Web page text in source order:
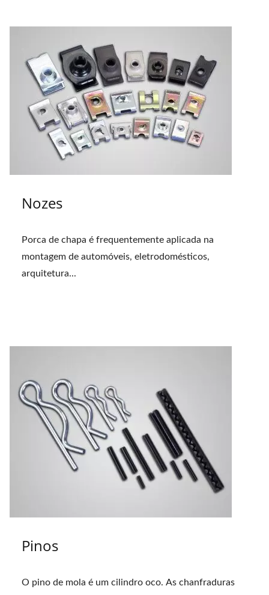
Nozes
Porca de chapa é frequentemente aplicada na
montagem de automóveis, eletrodomésticos,
arquitetura...
Pinos
O pino de mola é um cilindro oco. As chanfraduras